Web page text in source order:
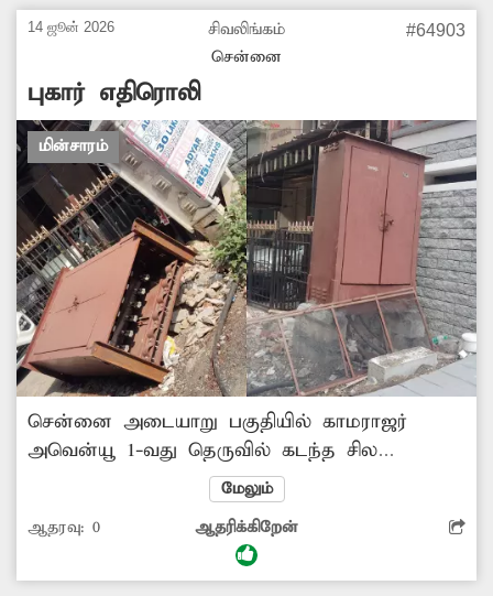
எனவே சம்பந்தப்பட்ட மின்வாரிய அதிகாரிகள்
விரைந்து நடவடிக்கை எடுக்கவேண்டும்.
14 ஜூன் 2026
சிவலிங்கம்
சென்னை
#64903
புகார் எதிரொலி
மின்சாரம்
சென்னை அடையாறு பகுதியில் காமராஜர்
அவென்யூ 1-வது தெருவில் கடந்த சில
மாதங்களாக மின்சார பெட்டியில் சேதமடைந்து
இருந்தது. இதுதொடர்பாக 'தினத்தந்தி' புகார்
பெட்டியில் படத்துடன் செய்தி வெளியானது.
சம்பந்தப்பட்ட அதிகாரிகள் உடனடி
மேலும்
ஆதரவு: 0 ஆதரிக்கிறேன்